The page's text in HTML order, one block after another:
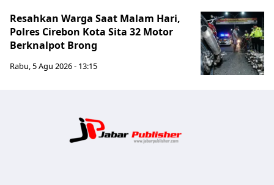
Resahkan Warga Saat Malam Hari,
Polres Cirebon Kota Sita 32 Motor
Berknalpot Brong
Rabu, 5 Agu 2026 - 13:15